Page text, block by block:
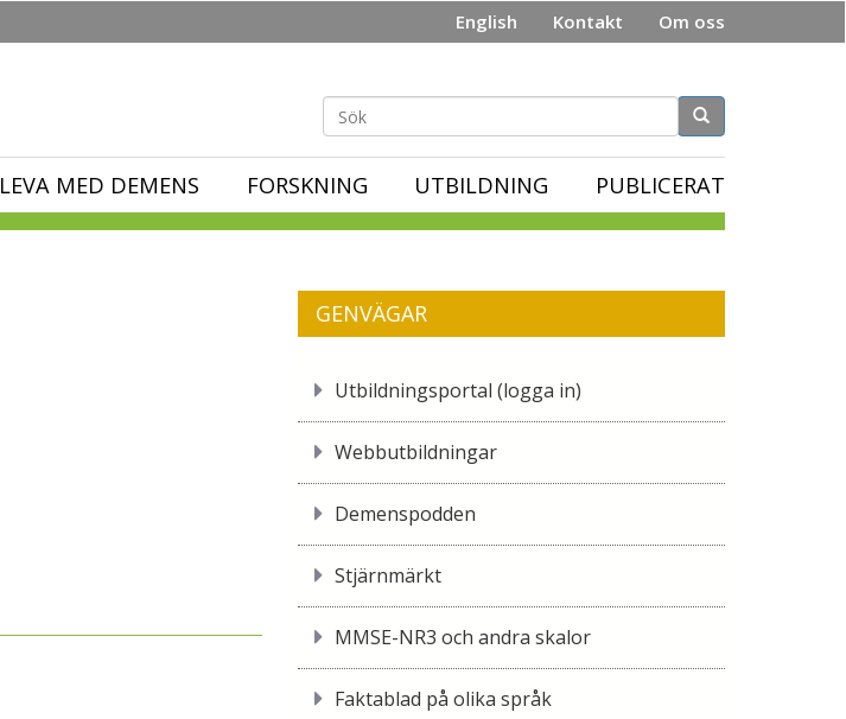
English Kontakt Om oss
Sökformulär
LEVA MED DEMENS FORSKNING UTBILDNING PUBLICERAT
GENVÄGAR
Utbildningsportal (logga in)
Webbutbildningar
Demenspodden
Stjärnmärkt
MMSE-NR3 och andra skalor
Faktablad på olika språk